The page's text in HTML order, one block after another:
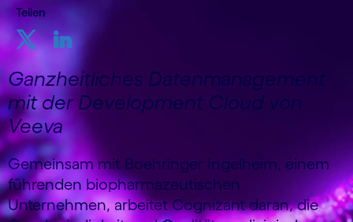
Teilen
Ganzheitliches Datenmanagement
mit der Development Cloud von
Veeva
Gemeinsam mit Boehringer Ingelheim, einem
führenden biopharmazeutischen
Unternehmen, arbeitet Cognizant daran, die